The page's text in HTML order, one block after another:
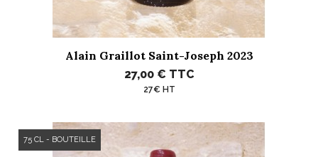
Alain Graillot Saint-Joseph 2023
27,00 € TTC
27€ HT
75 CL - BOUTEILLE